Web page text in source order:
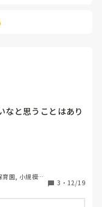
なと思うことはあり
と
1歳児と混ざりたち
園, 小規模認
3 ・ 12/19